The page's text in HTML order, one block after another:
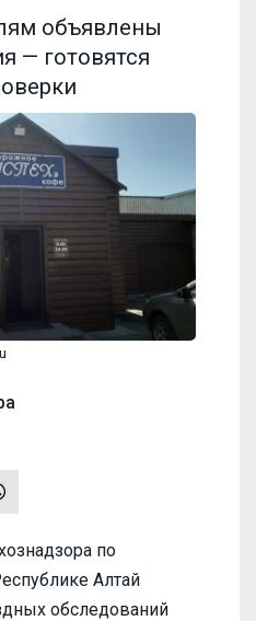
объявлены
— готовятся
по
Алтай
обследований